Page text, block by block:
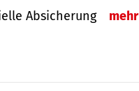
Absicherung mehr